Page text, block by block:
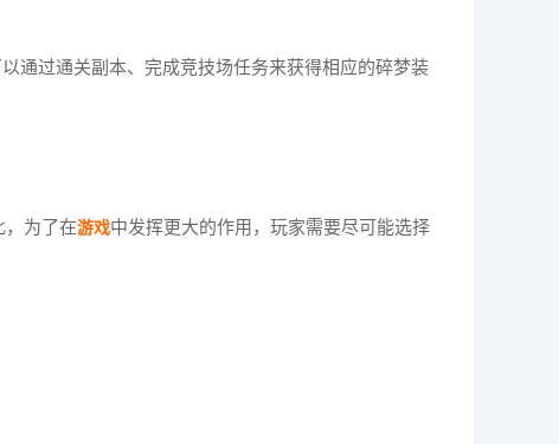
通过通关副本、完成竞技场任务来获得相应的碎梦装
为了在游戏中发挥更大的作用，玩家需要尽可能选择